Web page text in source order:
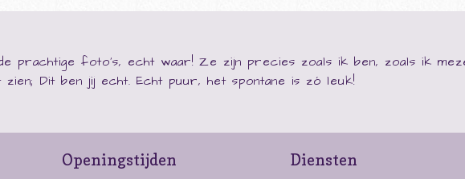
prachtige foto's, echt waar! Ze zijn precies zoals ik ben, zoals ik
Dit ben jij echt. Echt puur, het spontane is zó leuk!
Openingstijden Diensten